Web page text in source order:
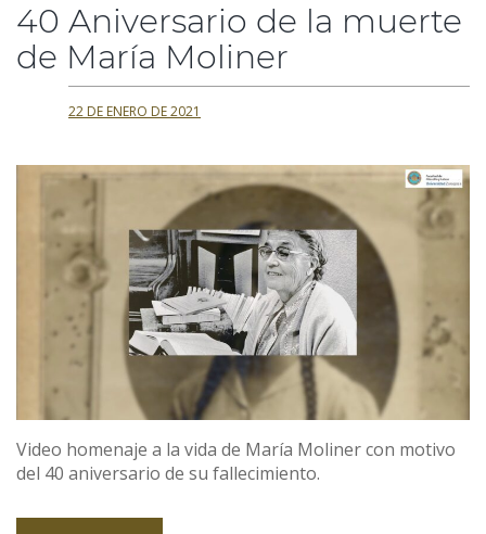
40 Aniversario de la muerte
de María Moliner
22 DE ENERO DE 2021
Video homenaje a la vida de María Moliner con motivo
del 40 aniversario de su fallecimiento.